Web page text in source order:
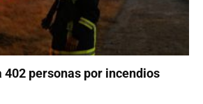
402 personas por incendios